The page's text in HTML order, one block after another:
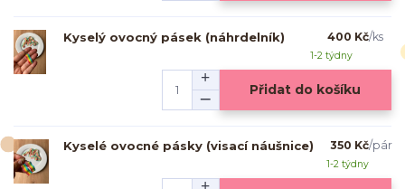
Kyselý ovocný pásek (náhrdelník) 400 Kč/ks
1-2 týdny
Přidat do košíku
Kyselé ovocné pásky (visací náušnice) 350 Kč/pár
1-2 týdny